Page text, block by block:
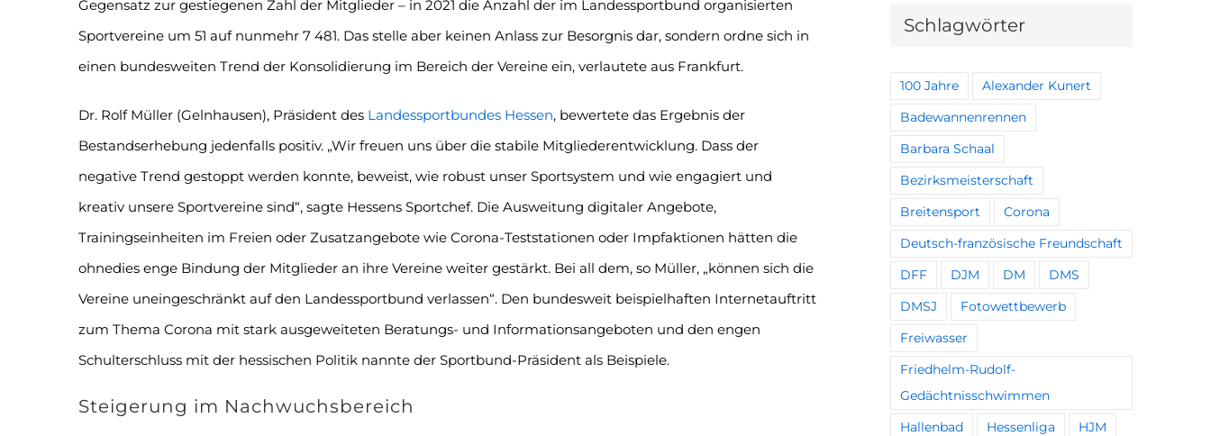
Gegensatz zur gestiegenen Zahl der Mitglieder – in 2021 die Anzahl der im Landessportbund organisierten
Sportvereine um 51 auf nunmehr 7 481. Das stelle aber keinen Anlass zur Besorgnis dar, sondern ordne sich in
einen bundesweiten Trend der Konsolidierung im Bereich der Vereine ein, verlautete aus Frankfurt.
Dr. Rolf Müller (Gelnhausen), Präsident des Landessportbundes Hessen, bewertete das Ergebnis der
Bestandserhebung jedenfalls positiv. „Wir freuen uns über die stabile Mitgliederentwicklung. Dass der
negative Trend gestoppt werden konnte, beweist, wie robust unser Sportsystem und wie engagiert und
kreativ unsere Sportvereine sind“, sagte Hessens Sportchef. Die Ausweitung digitaler Angebote,
Trainingseinheiten im Freien oder Zusatzangebote wie Corona-Teststationen oder Impfaktionen hätten die
ohnedies enge Bindung der Mitglieder an ihre Vereine weiter gestärkt. Bei all dem, so Müller, „können sich die
Vereine uneingeschränkt auf den Landessportbund verlassen“. Den bundesweit beispielhaften Internetauftritt
zum Thema Corona mit stark ausgeweiteten Beratungs- und Informationsangeboten und den engen
Schulterschluss mit der hessischen Politik nannte der Sportbund-Präsident als Beispiele.
Steigerung im Nachwuchsbereich
Schlagwörter
100 Jahre Alexander Kunert
Badewannenrennen
Barbara Schaal
Bezirksmeisterschaft
Breitensport Corona
Deutsch-französische Freundschaft
DFF DJM DM DMS
DMSJ Fotowettbewerb
Freiwasser
Friedhelm-Rudolf-
Gedächtnisschwimmen
Hallenbad Hessenliga HJM